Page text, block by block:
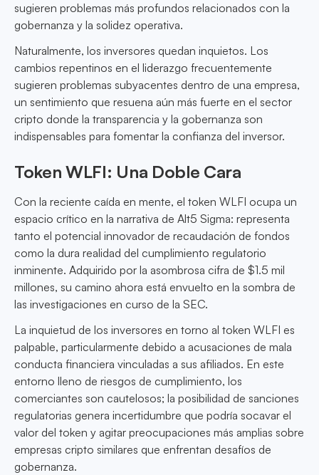
sugieren problemas más profundos relacionados con la
gobernanza y la solidez operativa.
Naturalmente, los inversores quedan inquietos. Los
cambios repentinos en el liderazgo frecuentemente
sugieren problemas subyacentes dentro de una empresa,
un sentimiento que resuena aún más fuerte en el sector
cripto donde la transparencia y la gobernanza son
indispensables para fomentar la confianza del inversor.
Token WLFI: Una Doble Cara
Con la reciente caída en mente, el token WLFI ocupa un
espacio crítico en la narrativa de Alt5 Sigma: representa
tanto el potencial innovador de recaudación de fondos
como la dura realidad del cumplimiento regulatorio
inminente. Adquirido por la asombrosa cifra de $1.5 mil
millones, su camino ahora está envuelto en la sombra de
las investigaciones en curso de la SEC.
La inquietud de los inversores en torno al token WLFI es
palpable, particularmente debido a acusaciones de mala
conducta financiera vinculadas a sus afiliados. En este
entorno lleno de riesgos de cumplimiento, los
comerciantes son cautelosos; la posibilidad de sanciones
regulatorias genera incertidumbre que podría socavar el
valor del token y agitar preocupaciones más amplias sobre
empresas cripto similares que enfrentan desafíos de
gobernanza.